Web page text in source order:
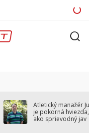
Atletický manažér
je pokorná
ako sprievodný jav